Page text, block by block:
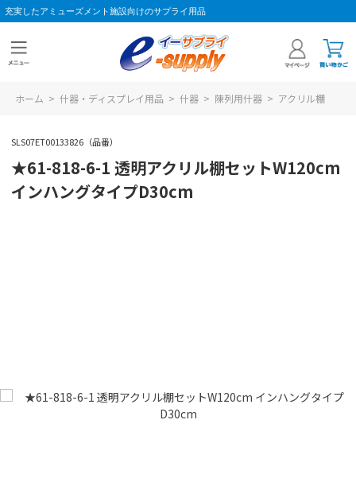
充実したアミューズメント施設向けのサプライ用品
ホーム > 什器・ディスプレイ用品 > 什器 > 陳列用什器 > アクリル棚
SLS07ET00133826（品番）
★61-818-6-1 透明アクリル棚セットW120cm
インハングタイプD30cm